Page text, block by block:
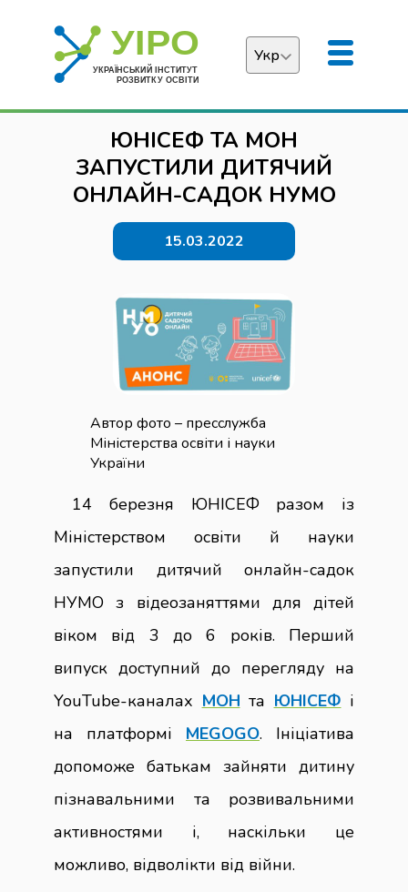
Укр
English
ЮНІСЕФ ТА МОН
ЗАПУСТИЛИ ДИТЯЧИЙ
ОНЛАЙН-САДОК НУМО
15.03.2022
Автор фото – пресслужба
Міністерства освіти і науки
України
14 березня ЮНІСЕФ разом із
Міністерством освіти й науки
запустили дитячий онлайн-садок
НУМО з відеозаняттями для дітей
віком від 3 до 6 років. Перший
випуск доступний до перегляду на
YouTube-каналах МОН та ЮНІСЕФ і
на платформі MEGOGO. Ініціатива
допоможе батькам зайняти дитину
пізнавальними та розвивальними
активностями і, наскільки це
можливо, відволікти від війни.